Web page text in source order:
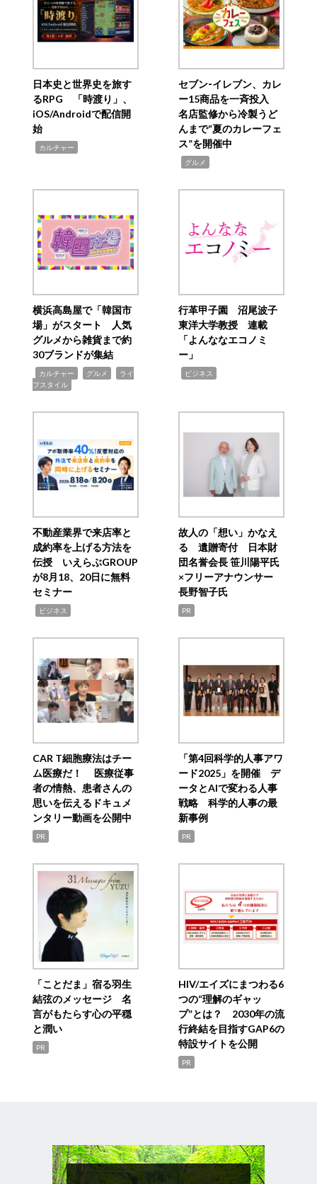
日本史と世界史を旅す
るRPG 「時渡り」、
iOS/Androidで配信開
始
カルチャー
セブン‐イレブン、カレ
ー15商品を一斉投入
名店監修から冷製うど
んまで“夏のカレーフェ
ス”を開催中
グルメ
横浜高島屋で「韓国市
場」がスタート 人気
グルメから雑貨まで約
30ブランドが集結
カルチャー グルメ
ライ
フスタイル
行革甲子園 沼尾波子
東洋大学教授 連載
「よんななエコノミ
ー」
ビジネス
不動産業界で来店率と
成約率を上げる方法を
伝授 いえらぶGROUP
が8月18、20日に無料
セミナー
ビジネス
故人の「想い」かなえ
る 遺贈寄付 日本財
団名誉会長 笹川陽平氏
×フリーアナウンサー
長野智子氏
PR
CAR T細胞療法はチー
ム医療だ！ 医療従事
者の情熱、患者さんの
思いを伝えるドキュメ
ンタリー動画を公開中
PR
「第4回科学的人事アワ
ード2025」を開催 デ
ータとAIで変わる人事
戦略 科学的人事の最
新事例
PR
「ことだま」宿る羽生
結弦のメッセージ 名
言がもたらす心の平穏
と潤い
PR
HIV/エイズにまつわる6
つの“理解のギャッ
プ”とは？ 2030年の流
行終結を目指すGAP6の
特設サイトを公開
PR